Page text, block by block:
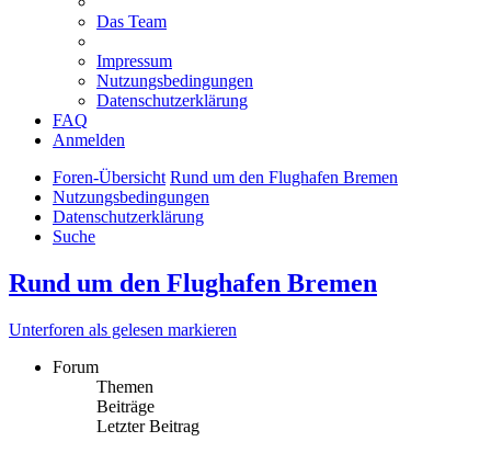
Das Team
Impressum
Nutzungsbedingungen
Datenschutzerklärung
FAQ
Anmelden
Foren-Übersicht Rund um den Flughafen Bremen
Nutzungsbedingungen
Datenschutzerklärung
Suche
Rund um den Flughafen Bremen
Unterforen als gelesen markieren
Forum
Themen
Beiträge
Letzter Beitrag